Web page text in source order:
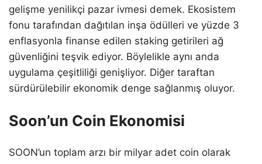
gelişme yenilikçi pazar ivmesi demek. Ekosistem
fonu tarafından dağıtılan inşa ödülleri ve yüzde 3
enflasyonla finanse edilen staking getirileri ağ
güvenliğini teşvik ediyor. Böylelikle aynı anda
uygulama çeşitliliği genişliyor. Diğer taraftan
sürdürülebilir ekonomik denge sağlanmış oluyor.
Soon’un Coin Ekonomisi
SOON’un toplam arzı bir milyar adet coin olarak